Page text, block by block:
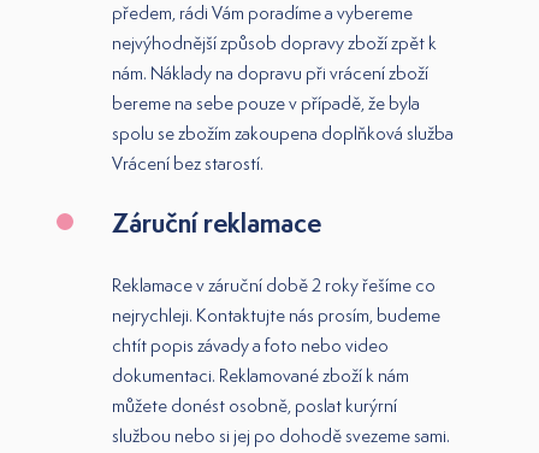
předem, rádi Vám poradíme a vybereme
nejvýhodnější způsob dopravy zboží zpět k
nám. Náklady na dopravu při vrácení zboží
bereme na sebe pouze v případě, že byla
spolu se zbožím zakoupena doplňková služba
Vrácení bez starostí.
Záruční reklamace
Reklamace v záruční době 2 roky řešíme co
nejrychleji. Kontaktujte nás prosím, budeme
chtít popis závady a foto nebo video
dokumentaci. Reklamované zboží k nám
můžete donést osobně, poslat kurýrní
službou nebo si jej po dohodě svezeme sami.